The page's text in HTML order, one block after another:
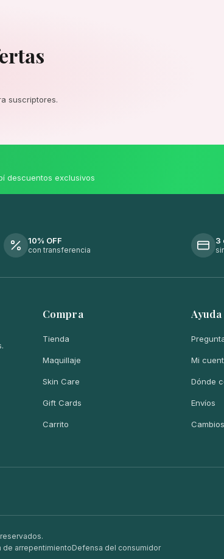
suscriptores.
descuentos exclusivos
10% OFF
con transferencia
3
Compra
Tienda
Maquillaje
Skin Care
Gift Cards
Carrito
Ayuda
Mi
Dónde
Envíos
de arrepentimientoDefensa del consumidor